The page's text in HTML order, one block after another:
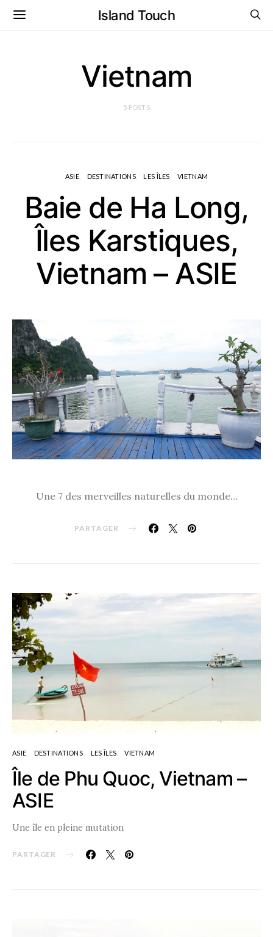
Island Touch
Vietnam
5 POSTS
ASIE DESTINATIONS LES ÎLES VIETNAM
Baie de Ha Long,
Îles Karstiques,
Vietnam – ASIE
Une 7 des merveilles naturelles du monde…
PARTAGER
ASIE DESTINATIONS LES ÎLES VIETNAM
Île de Phu Quoc, Vietnam –
ASIE
Une île en pleine mutation
PARTAGER